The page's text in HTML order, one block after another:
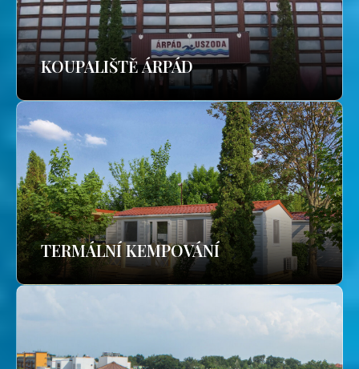
KOUPALIŠTĚ ÁRPÁD
TERMÁLNÍ KEMPOVÁNÍ